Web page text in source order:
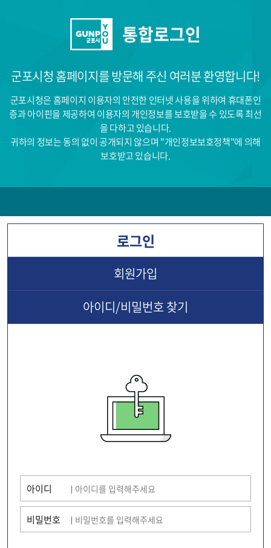
통합로그인
군포시청 홈페이지를 방문해 주신 여러분 환영합니다!
군포시청은 홈페이지 이용자의 안전한 인터넷 사용을 위하여 휴대폰인
증과 아이핀을 제공하여 이용자의 개인정보를 보호받을 수 있도록 최선
을 다하고 있습니다.
귀하의 정보는 동의 없이 공개되지 않으며 "개인정보보호정책"에 의해
보호받고 있습니다.
로그인
회원가입
아이디/비밀번호찾기
아이디
비밀번호